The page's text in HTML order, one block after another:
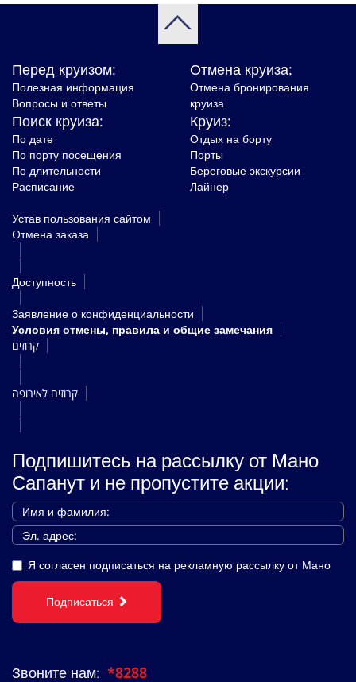
Перед круизом:
Полезная информация
Вопросы и ответы
Отмена круиза:
Отмена бронирования
круиза
Поиск круиза:
По дате
По порту посещения
По длительности
Расписание
Круиз:
Отдых на борту
Порты
Береговые экскурсии
Лайнер
Устав пользования сайтом
Oтмена заказа
Доступность
Заявление о конфиденциальности
Условия отмены, правила и общие замечания
קרוזים
קרוזים לאירופה
Подпишитесь на рассылку от Мано
Сапанут и не пропустите акции:
Я согласен подписаться на рекламную рассылку от Мано
Подписаться
Звоните нам: *8288